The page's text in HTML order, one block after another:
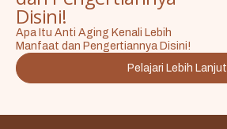
Disini!
Apa Itu Anti Aging Kenali Lebih
Manfaat dan Pengertiannya Disini!
Pelajari Lebih Lanjut